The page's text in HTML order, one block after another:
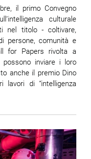
il primo Convegno
culturale
nel titolo - coltivare,
persone, comunità e
for Papers rivolta a
inviare i loro
anche il premio Dino
lavori di “intelligenza